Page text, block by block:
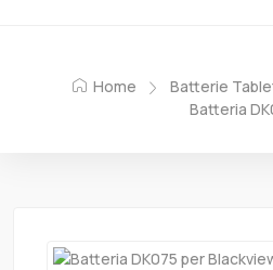
Home Batterie
Batteria